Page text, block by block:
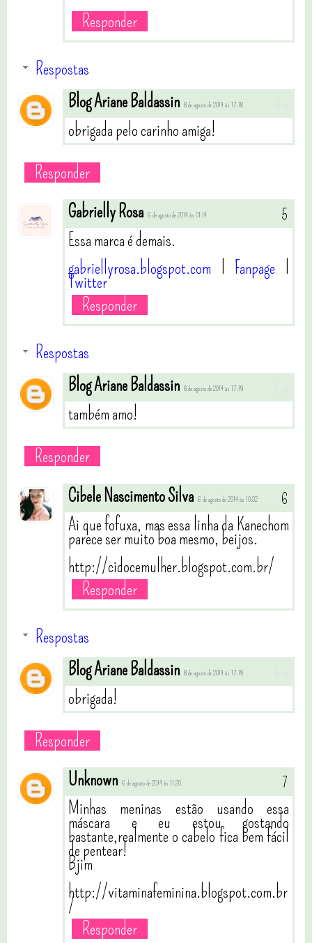
Responder
Respostas
Blog Ariane Baldassin 8 de agosto de 2014 às 17:18
obrigada pelo carinho amiga!
Responder
Gabrielly Rosa 6 de agosto de 2014 às 01:14
Essa marca é demais.
gabriellyrosa.blogspot.com l Fanpage l
Twitter
Responder
Respostas
Blog Ariane Baldassin 8 de agosto de 2014 às 17:19
também amo!
Responder
Cibele Nascimento Silva 6 de agosto de 2014 às 10:32
Ai que fofuxa, mas essa linha da Kanechom
parece ser muito boa mesmo, beijos.
http://cidocemulher.blogspot.com.br/
Responder
Respostas
Blog Ariane Baldassin 8 de agosto de 2014 às 17:19
obrigada!
Responder
Unknown 6 de agosto de 2014 às 11:20
Minhas meninas estão usando essa
máscara e eu estou gostando
bastante,realmente o cabelo fica bem fácil
de pentear!
Bjim
http://vitaminafeminina.blogspot.com.br
/
Responder